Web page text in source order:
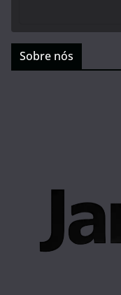
Sobre nós